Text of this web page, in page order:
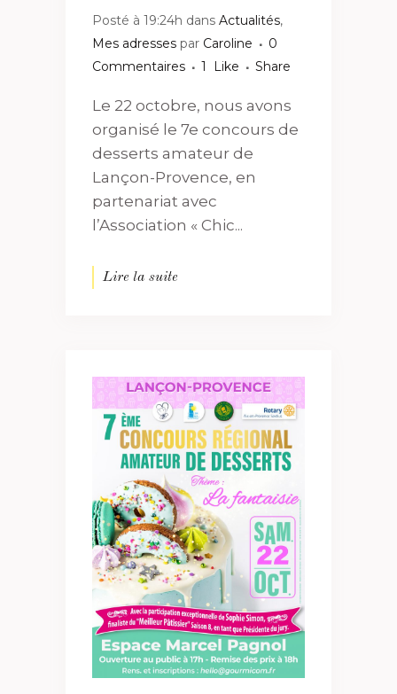
Posté à 19:24h dans Actualités,
Mes adresses par Caroline
0
Commentaires
1 Like Share
Le 22 octobre, nous avons
organisé le 7e concours de
desserts amateur de
Lançon-Provence, en
partenariat avec
l’Association « Chic...
Lire la suite